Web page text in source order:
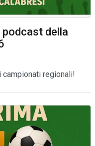
della
regionali!